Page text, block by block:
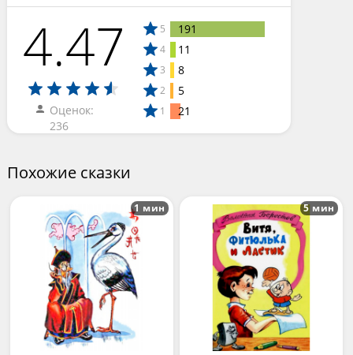
4.47
Оценок:
236
5 191
4 11
3 8
2 5
1 21
Похожие сказки
1 мин 5 мин